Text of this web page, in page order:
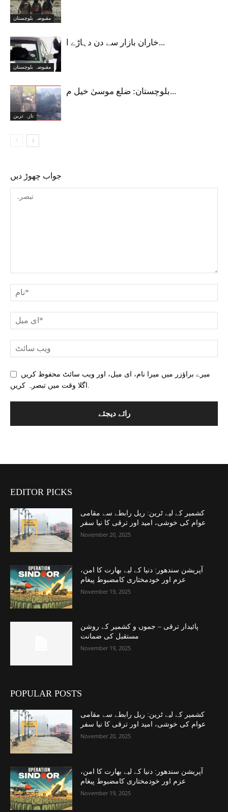
مقبوضہ بلوچستان
مقبوضہ بلوچستان
خاران بازار سے دن دہاڑے ا...
تازہ ترین
بلوچستان: ضلع موسیٰ خیل م...
جواب چھوڑ دیں
میرے براؤزر میں میرا نام، ای میل، اور ویب سائٹ محفوظ کریں
EDITOR PICKS
کشمیر کے لیے ٹرین: ریل رابطے سے مقامی
عوام کی خوشی، امید اور ترقی کا نیا سفر
November 20, 2025
آپریشن سندھور: دنیا کے لیے بھارت کا امن،
عزم اور خودمختاری کامضبوط پیغام
November 19, 2025
پائیدار ترقی – جموں و کشمیر کے روشن
مستقبل کی ضمانت
November 19, 2025
POPULAR POSTS
کشمیر کے لیے ٹرین: ریل رابطے سے مقامی
عوام کی خوشی، امید اور ترقی کا نیا سفر
November 20, 2025
آپریشن سندھور: دنیا کے لیے بھارت کا امن،
عزم اور خودمختاری کامضبوط پیغام
November 19, 2025